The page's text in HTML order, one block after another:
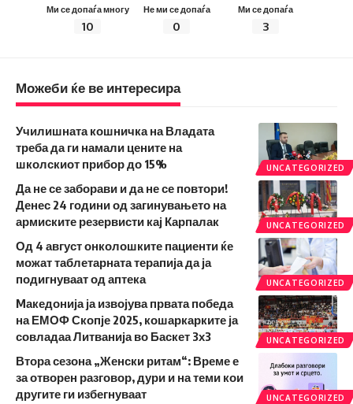
Ми се допаѓа многу
10
Не ми се допаѓа
0
Ми се допаѓа
3
Можеби ќе ве интересира
UNCATEGORIZED
Училишната кошничка на Владата
треба да ги намали цените на
школскиот прибор до 15%
UNCATEGORIZED
Да не се заборави и да не се повтори!
Денес 24 години од загинувањето на
армиските резервисти кај Карпалак
UNCATEGORIZED
Од 4 август онколошките пациенти ќе
можат таблетарната терапија да ја
подигнуваат од аптека
UNCATEGORIZED
Mакедонија ја извојува првата победа
на ЕМОФ Скопје 2025, кошаркарките ја
совладаа Литванија во Баскет 3х3
UNCATEGORIZED
Втора сезона „Женски ритам“: Време е
за отворен разговор, дури и на теми кои
другите ги избегнуваат